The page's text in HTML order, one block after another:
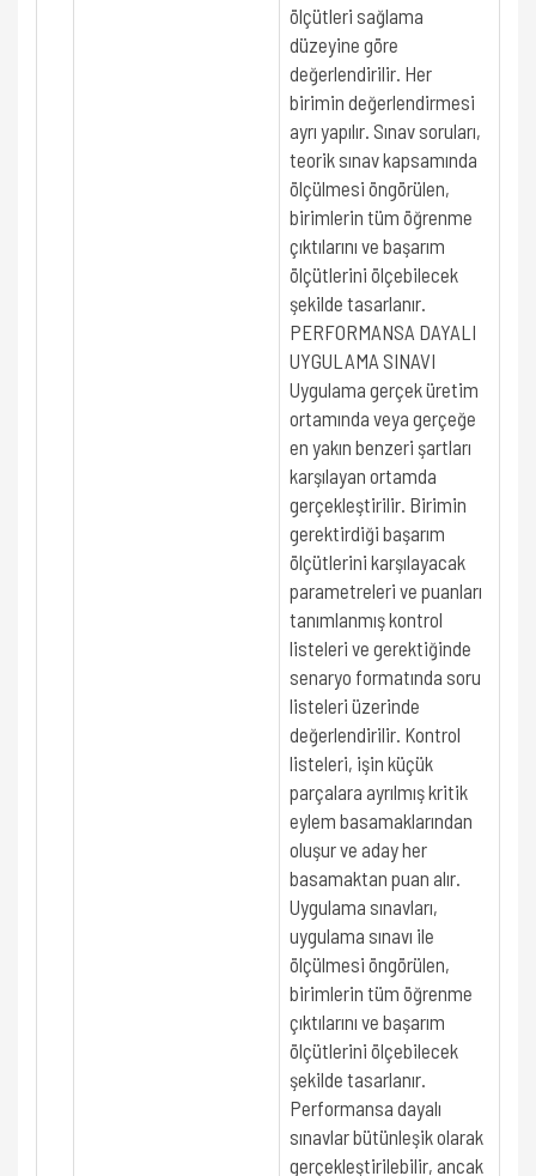
ölçütleri sağlama
düzeyine göre
değerlendirilir. Her
birimin değerlendirmesi
ayrı yapılır. Sınav soruları,
teorik sınav kapsamında
ölçülmesi öngörülen,
birimlerin tüm öğrenme
çıktılarını ve başarım
ölçütlerini ölçebilecek
şekilde tasarlanır.
PERFORMANSA DAYALI
UYGULAMA SINAVI
Uygulama gerçek üretim
ortamında veya gerçeğe
en yakın benzeri şartları
karşılayan ortamda
gerçekleştirilir. Birimin
gerektirdiği başarım
ölçütlerini karşılayacak
parametreleri ve puanları
tanımlanmış kontrol
listeleri ve gerektiğinde
senaryo formatında soru
listeleri üzerinde
değerlendirilir. Kontrol
listeleri, işin küçük
parçalara ayrılmış kritik
eylem basamaklarından
oluşur ve aday her
basamaktan puan alır.
Uygulama sınavları,
uygulama sınavı ile
ölçülmesi öngörülen,
birimlerin tüm öğrenme
çıktılarını ve başarım
ölçütlerini ölçebilecek
şekilde tasarlanır.
Performansa dayalı
sınavlar bütünleşik olarak
gerçekleştirilebilir, ancak